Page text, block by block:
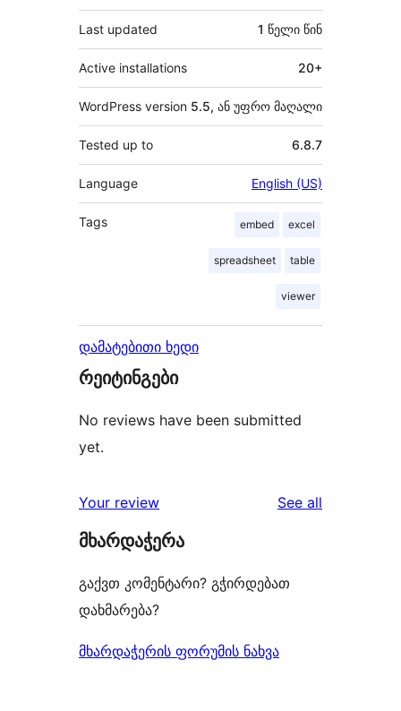
Last updated 1 წელი წინ
Active installations 20+
WordPress version 5.5, ან უფრო მაღალი
Tested up to 6.8.7
Language English (US)
Tags embed excel
spreadsheet table
viewer
დამატებითი ხედი
რეიტინგები
No reviews have been submitted
yet.
Your review See all
მხარდაჭერა
გაქვთ კომენტარი? გჭირდებათ
დახმარება?
მხარდაჭერის ფორუმის ნახვა